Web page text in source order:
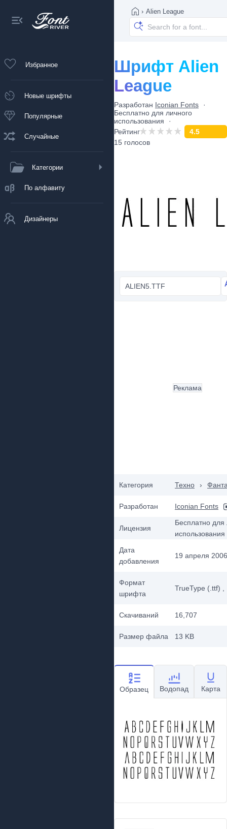
Избранное
Новые шрифты
Популярные
Случайные
Категории
По алфавиту
Дизайнеры
› Alien League
Шрифт Alien
League
Разработан Iconian Fonts
Бесплатно для личного
использования
Рейтинг
4.5
15 голосов
ALIEN5.TTF
Категория Техно ›
Разработан Iconian Fonts
Лицензия
Бесплатно для
использования
Дата
добавления
19 апреля 2006
Формат
шрифта
TrueType (.ttf)
Скачиваний 16,707
Размер файла 13 KB
Реклама
Образец Водопад Карта